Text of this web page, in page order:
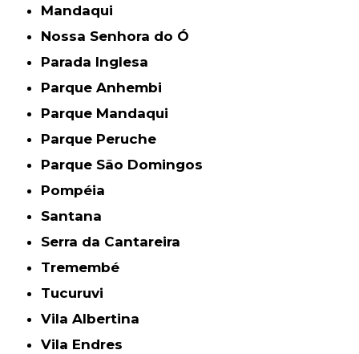
Mandaqui
Nossa Senhora do Ó
Parada Inglesa
Parque Anhembi
Parque Mandaqui
Parque Peruche
Parque São Domingos
Pompéia
Santana
Serra da Cantareira
Tremembé
Tucuruvi
Vila Albertina
Vila Endres